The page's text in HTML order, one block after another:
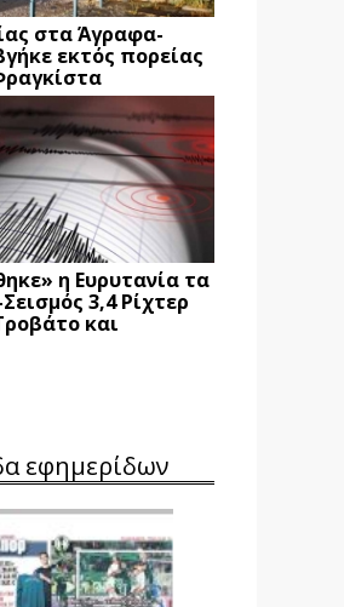
στα Άγραφα-
εκτός πορείας
η Ευρυτανία τα
3,4 Ρίχτερ
και
εφημερίδων